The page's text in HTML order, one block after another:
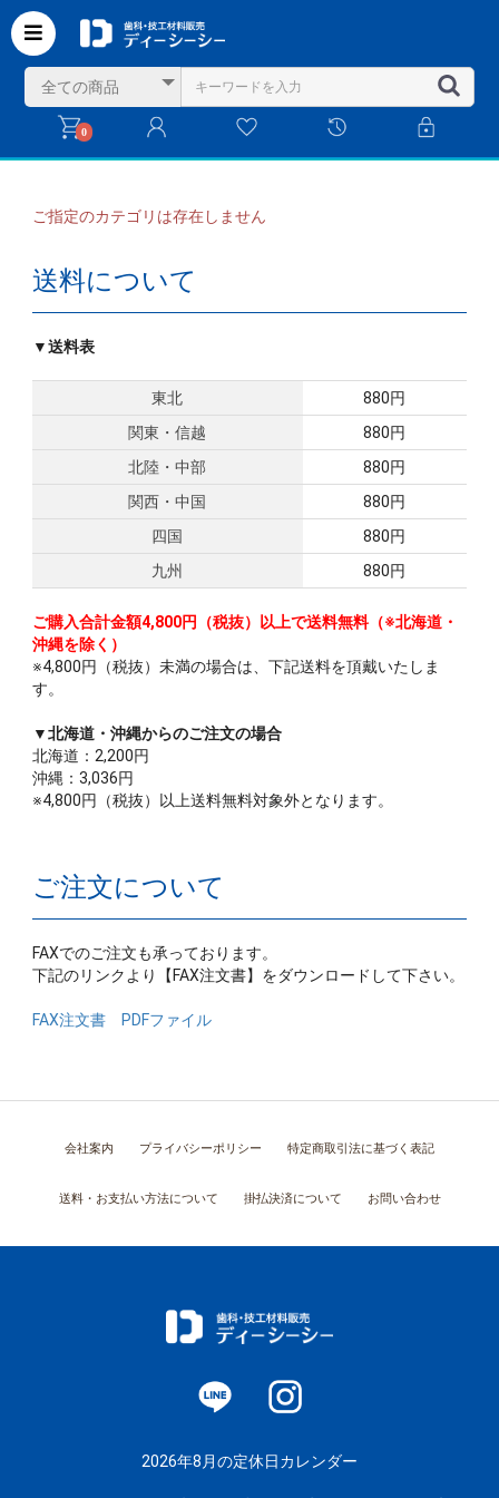
0
ご指定のカテゴリは存在しません
送料について
▼送料表
東北
880円
関東・信越
880円
北陸・中部
880円
関西・中国
880円
四国
880円
九州
880円
ご購入合計金額4,800円（税抜）以上で送料無料（※北海道・
沖縄を除く）
※4,800円（税抜）未満の場合は、下記送料を頂戴いたしま
す。
▼北海道・沖縄からのご注文の場合
北海道：2,200円
沖縄：3,036円
※4,800円（税抜）以上送料無料対象外となります。
ご注文について
FAXでのご注文も承っております。
下記のリンクより【FAX注文書】をダウンロードして下さい。
FAX注文書 PDFファイル
会社案内 プライバシーポリシー 特定商取引法に基づく表記
送料・お支払い方法について 掛払決済について お問い合わせ
2026年8月の定休日カレンダー